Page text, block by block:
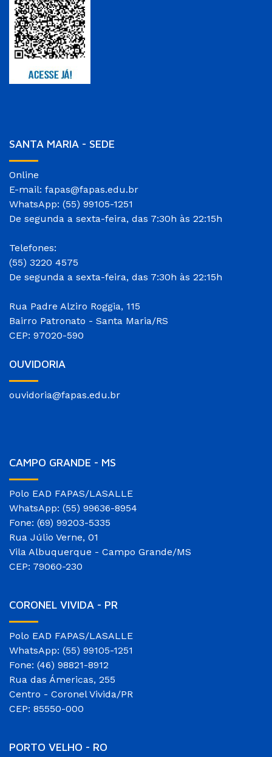
SANTA MARIA - SEDE
Online
E-mail: fapas@fapas.edu.br
WhatsApp: (55) 99105-1251
De segunda a sexta-feira, das 7:30h às 22:15h
Telefones:
(55) 3220 4575
De segunda a sexta-feira, das 7:30h às 22:15h
Rua Padre Alziro Roggia, 115
Bairro Patronato - Santa Maria/RS
CEP: 97020-590
OUVIDORIA
ouvidoria@fapas.edu.br
CAMPO GRANDE - MS
Polo EAD FAPAS/LASALLE
WhatsApp: (55) 99636-8954
Fone: (69) 99203-5335
Rua Júlio Verne, 01
Vila Albuquerque - Campo Grande/MS
CEP: 79060-230
CORONEL VIVIDA - PR
Polo EAD FAPAS/LASALLE
WhatsApp: (55) 99105-1251
Fone: (46) 98821-8912
Rua das Ámericas, 255
Centro - Coronel Vivida/PR
CEP: 85550-000
PORTO VELHO - RO